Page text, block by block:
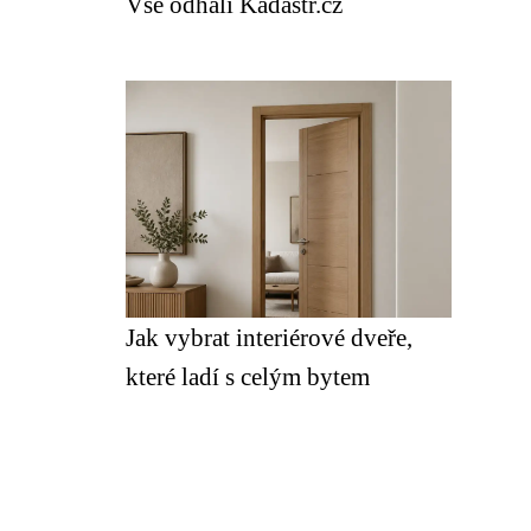
Jak vybrat interiérové dveře,
které ladí s celým bytem